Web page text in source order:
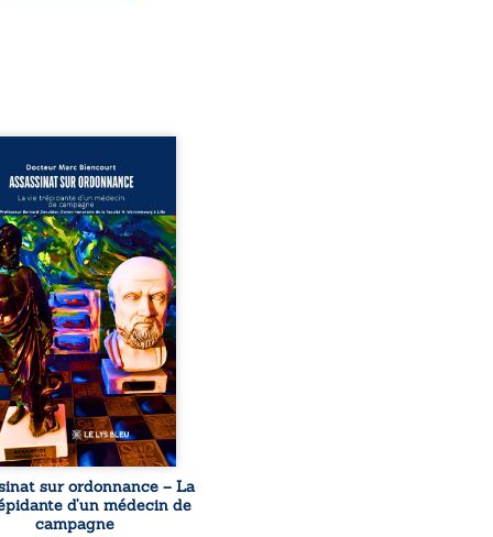
sur ordonnance –
trépidante d’un médecin
est la réédition
et actualisée du
du Docteur Marc
ancien médecin de
qui revient sur son
médical, syndical et
Depuis septembre
il raconte le long combat
conduit à être écarté du
médical, malgré une
de première instance
sur ordonnance – La
d’un médecin de
campagne